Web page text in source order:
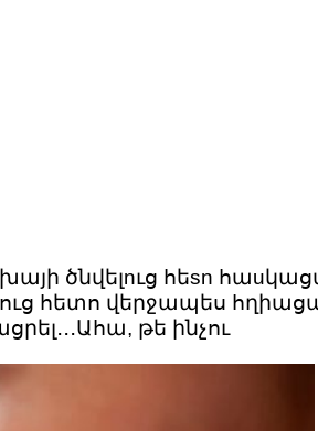
ծնվելnւց հեsn
հետո վերջապես
թե ինչու